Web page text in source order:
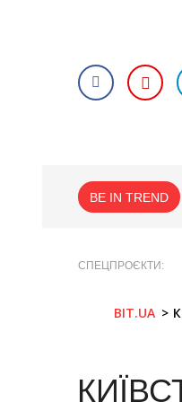
BE IN TREND
СПЕЦПРОЄКТИ
BIT.UA